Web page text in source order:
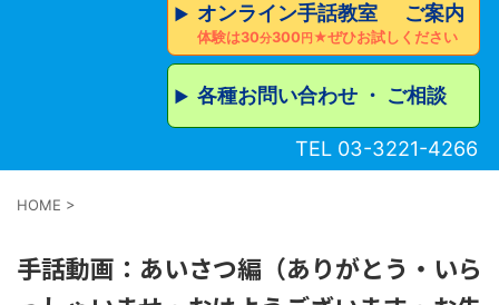
▶︎ オンライン手話教室 ご案内
体験は30分300円★ぜひお試しください
▶︎ 各種お問い合わせ ・ ご相談
TEL 03-3221-4266
HOME >
手話動画：あいさつ編（ありがとう・いら